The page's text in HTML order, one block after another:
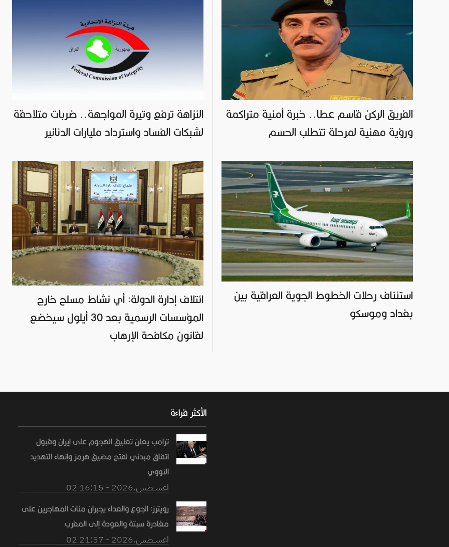
النزاهة ترفع وتيرة المواجهة.. ضربات متلاحقة
لشبكات الفساد واسترداد مليارات الدنانير
الفريق الركن قاسم عطا.. خبرة أمنية متراكمة
ورؤية مهنية لمرحلة تتطلب الحسم
ائتلاف إدارة الدولة: أي نشاط مسلح خارج
المؤسسات الرسمية بعد 30 أيلول سيخضع
لقانون مكافحة الإرهاب
استئناف رحلات الخطوط الجوية العراقية بين
بغداد وموسكو
الأكثر قراءة
ترامب يعلن تعليق الهجوم على إيران وقبول
اتفاق مبدئي لفتح مضيق هرمز وإنهاء التهديد
النووي
02 اغســطس.2026 - 16:15
رويترز: الجوع والعداء يجبران مئات المهاجرين على
مغادرة سبتة والعودة إلى المغرب
02 اغســطس.2026 - 21:57